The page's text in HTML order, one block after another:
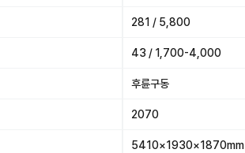
281 / 5,800
43 / 1,700-4,000
후륜구동
2070
5410×1930×1870mm